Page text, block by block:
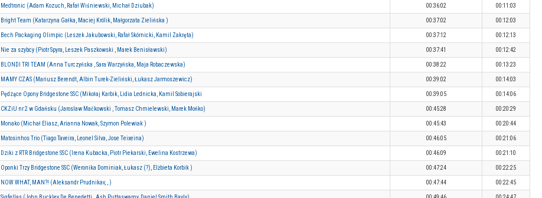
Medtronic (Adam Kozuch, Rafał Wiśniewski, Michał Dziubak) 00:36:02 00:11:03
Bright Team (Katarzyna Gałka, Maciej Królik, Małgorzata Zielińska ) 00:37:02 00:12:03
Bech Packaging Olimpic (Leszek Jakubowski, Rafał Skórnicki, Kamil Zakręta) 00:37:12 00:12:13
Nie za szybcy (Piotr Spyra, Leszek Paszkowski , Marek Benisławski) 00:37:41 00:12:42
BLONDI TRI TEAM (Anna Turczyńska , Sara Warzyńska, Maja Robaczewska) 00:38:22 00:13:23
MAMY CZAS (Mariusz Berendt, Albin Turek-Zieliński, Łukasz Jarmoszewicz) 00:39:02 00:14:03
Pędzące Opony Bridgestone SSC (Mikołaj Karbik, Lidia Lednicka, Kamil Sobierajski 00:39:05 00:14:06
CKZiU nr 2 w Gdańsku (Jaroslaw Maćkowski , Tomasz Chmielewski, Marek Mońko) 00:45:28 00:20:29
Monako (Michał Eliasz, Arianna Nowak, Szymon Polewiak ) 00:45:43 00:20:44
Matosinhos Trio (Tiago Taveira, Leonel Silva, Jose Teixeina) 00:46:05 00:21:06
Dziki z RTR Bridgestone SSC (Irena Kubacka, Piotr Piekarski, Ewelina Kostrzewa) 00:46:09 00:21:10
Oponki Trzy Bridgestone SSC (Weronika Dominiak, Łukasz (?), Elżbieta Korbik ) 00:47:24 00:22:25
NOW WHAT, MAN?! (Aleksandr Prudnikav, , ) 00:47:44 00:22:45